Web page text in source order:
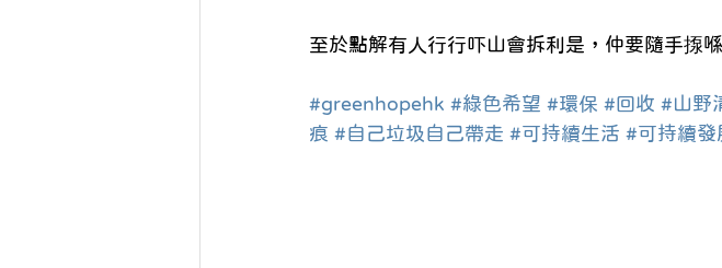
至於點解有人行行吓山會拆利是，仲要隨手揼
#greenhopehk #綠色希望 #環保 #回收 #山野
痕 #自己垃圾自己帶走 #可持續生活 #可持續發